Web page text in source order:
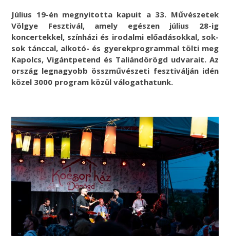
Július 19-én megnyitotta kapuit a 33. Művészetek
Völgye Fesztivál, amely egészen július 28-ig
koncertekkel, színházi és irodalmi előadásokkal, sok-
sok tánccal, alkotó- és gyerekprogrammal tölti meg
Kapolcs, Vigántpetend és Taliándörögd udvarait. Az
ország legnagyobb összművészeti fesztiválján idén
közel 3000 program közül válogathatunk.